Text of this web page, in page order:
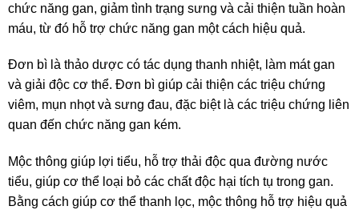
chức năng gan, giảm tình trạng sưng và cải thiện tuần hoàn
máu, từ đó hỗ trợ chức năng gan một cách hiệu quả.
Đơn bì là thảo dược có tác dụng thanh nhiệt, làm mát gan
và giải độc cơ thể. Đơn bì giúp cải thiện các triệu chứng
viêm, mụn nhọt và sưng đau, đặc biệt là các triệu chứng liên
quan đến chức năng gan kém.
Mộc thông giúp lợi tiểu, hỗ trợ thải độc qua đường nước
tiểu, giúp cơ thể loại bỏ các chất độc hại tích tụ trong gan.
Bằng cách giúp cơ thể thanh lọc, mộc thông hỗ trợ hiệu quả